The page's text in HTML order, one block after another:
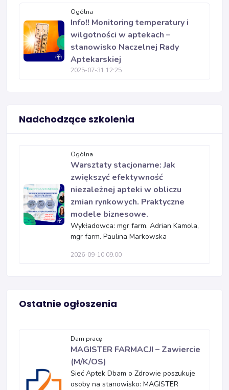
Ogólna
Info!! Monitoring temperatury i
wilgotności w aptekach –
stanowisko Naczelnej Rady
Aptekarskiej
2025-07-31 12:25
Nadchodzące szkolenia
Ogólna
Warsztaty stacjonarne: Jak
zwiększyć efektywność
niezależnej apteki w obliczu
zmian rynkowych. Praktyczne
modele biznesowe.
Wykładowca: mgr farm. Adrian Kamola,
mgr farm. Paulina Markowska
2026-09-10 09:00
Ostatnie ogłoszenia
Dam pracę
MAGISTER FARMACJI – Zawiercie
(M/K/OS)
Sieć Aptek Dbam o Zdrowie poszukuje
osoby na stanowisko: MAGISTER